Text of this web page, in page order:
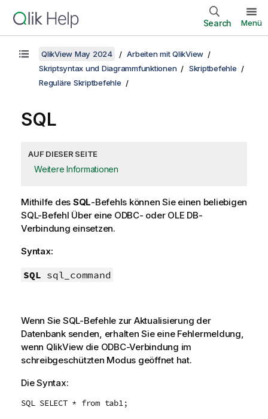
Search Menü
QlikView May 2024
Arbeiten mit QlikView
Skriptsyntax und Diagrammfunktionen
Skriptbefehle
Reguläre Skriptbefehle
SQL
AUF DIESER SEITE
Weitere Informationen
Mithilfe des SQL-Befehls können Sie einen beliebigen
SQL-Befehl Über eine ODBC- oder OLE DB-
Verbindung einsetzen.
Syntax:
SQL sql_command
Wenn Sie SQL-Befehle zur Aktualisierung der
Datenbank senden, erhalten Sie eine Fehlermeldung,
wenn QlikViewdie ODBC-Verbindung im
schreibgeschützten Modus geöffnet hat.
Die Syntax:
SQL SELECT * from tab1;